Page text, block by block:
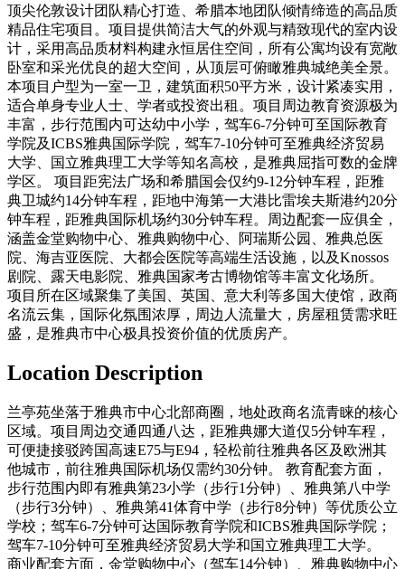
顶尖伦敦设计团队精心打造、希腊本地团队倾情缔造的高品质
精品住宅项目。项目提供简洁大气的外观与精致现代的室内设
计，采用高品质材料构建永恒居住空间，所有公寓均设有宽敞
卧室和采光优良的超大空间，从顶层可俯瞰雅典城绝美全景。
本项目户型为一室一卫，建筑面积50平方米，设计紧凑实用，
适合单身专业人士、学者或投资出租。项目周边教育资源极为
丰富，步行范围内可达幼中小学，驾车6-7分钟可至国际教育
学院及ICBS雅典国际学院，驾车7-10分钟可至雅典经济贸易
大学、国立雅典理工大学等知名高校，是雅典屈指可数的金牌
学区。 项目距宪法广场和希腊国会仅约9-12分钟车程，距雅
典卫城约14分钟车程，距地中海第一大港比雷埃夫斯港约20分
钟车程，距雅典国际机场约30分钟车程。周边配套一应俱全，
涵盖金堂购物中心、雅典购物中心、阿瑞斯公园、雅典总医
院、海吉亚医院、大都会医院等高端生活设施，以及Knossos
剧院、露天电影院、雅典国家考古博物馆等丰富文化场所。
项目所在区域聚集了美国、英国、意大利等多国大使馆，政商
名流云集，国际化氛围浓厚，周边人流量大，房屋租赁需求旺
盛，是雅典市中心极具投资价值的优质房产。
Location Description
兰亭苑坐落于雅典市中心北部商圈，地处政商名流青睐的核心
区域。项目周边交通四通八达，距雅典娜大道仅5分钟车程，
可便捷接驳跨国高速E75与E94，轻松前往雅典各区及欧洲其
他城市，前往雅典国际机场仅需约30分钟。 教育配套方面，
步行范围内即有雅典第23小学（步行1分钟）、雅典第八中学
（步行3分钟）、雅典第41体育中学（步行8分钟）等优质公立
学校；驾车6-7分钟可达国际教育学院和ICBS雅典国际学院；
驾车7-10分钟可至雅典经济贸易大学和国立雅典理工大学。
商业配套方面，金堂购物中心（驾车14分钟）、雅典购物中心